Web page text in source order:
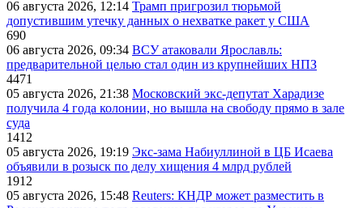
06 августа 2026, 12:14 Трамп пригрозил тюрьмой
допустившим утечку данных о нехватке ракет у США
690
06 августа 2026, 09:34 ВСУ атаковали Ярославль:
предварительной целью стал один из крупнейших НПЗ
4471
05 августа 2026, 21:38 Московский экс-депутат Харадизе
получила 4 года колонии, но вышла на свободу прямо в зале
суда
1412
05 августа 2026, 19:19 Экс-зама Набиуллиной в ЦБ Исаева
объявили в розыск по делу хищения 4 млрд рублей
1912
05 августа 2026, 15:48 Reuters: КНДР может разместить в